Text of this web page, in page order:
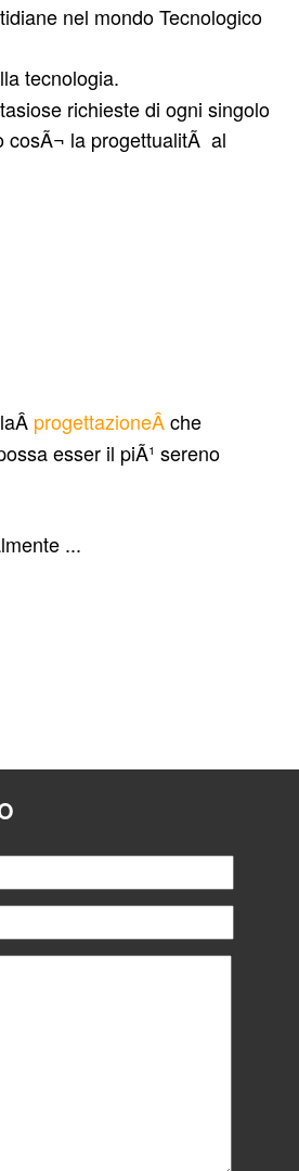
nel mondo Tecnologico
tecnologia.
richieste di ogni singolo
cosÃ¬ la progettualitÃ al
progettazioneÂche
esser il piÃ¹ sereno
...